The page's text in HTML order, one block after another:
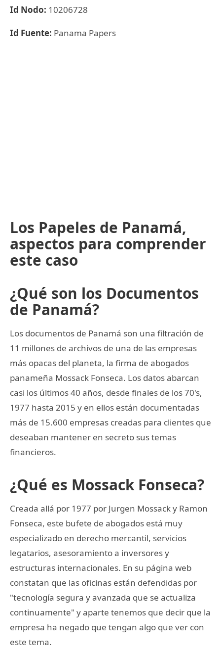
Id Nodo: 10206728
Id Fuente: Panama Papers
Los Papeles de Panamá,
aspectos para comprender
este caso
¿Qué son los Documentos
de Panamá?
Los documentos de Panamá son una filtración de
11 millones de archivos de una de las empresas
más opacas del planeta, la firma de abogados
panameña Mossack Fonseca. Los datos abarcan
casi los últimos 40 años, desde finales de los 70's,
1977 hasta 2015 y en ellos están documentadas
más de 15.600 empresas creadas para clientes que
deseaban mantener en secreto sus temas
financieros.
¿Qué es Mossack Fonseca?
Creada allá por 1977 por Jurgen Mossack y Ramon
Fonseca, este bufete de abogados está muy
especializado en derecho mercantil, servicios
legatarios, asesoramiento a inversores y
estructuras internacionales. En su página web
constatan que las oficinas están defendidas por
"tecnología segura y avanzada que se actualiza
continuamente" y aparte tenemos que decir que la
empresa ha negado que tengan algo que ver con
este tema.